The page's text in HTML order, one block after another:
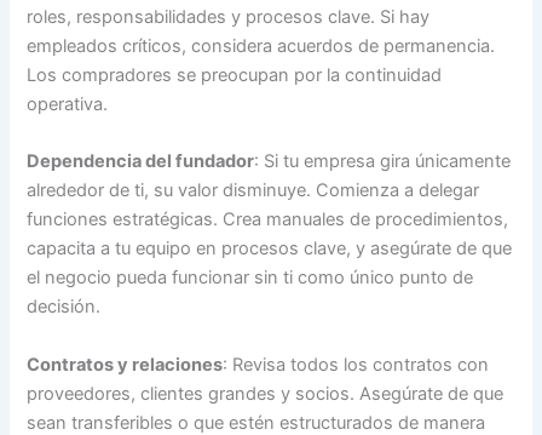
roles, responsabilidades y procesos clave. Si hay
empleados críticos, considera acuerdos de permanencia.
Los compradores se preocupan por la continuidad
operativa.
Dependencia del fundador: Si tu empresa gira únicamente
alrededor de ti, su valor disminuye. Comienza a delegar
funciones estratégicas. Crea manuales de procedimientos,
capacita a tu equipo en procesos clave, y asegúrate de que
el negocio pueda funcionar sin ti como único punto de
decisión.
Contratos y relaciones: Revisa todos los contratos con
proveedores, clientes grandes y socios. Asegúrate de que
sean transferibles o que estén estructurados de manera